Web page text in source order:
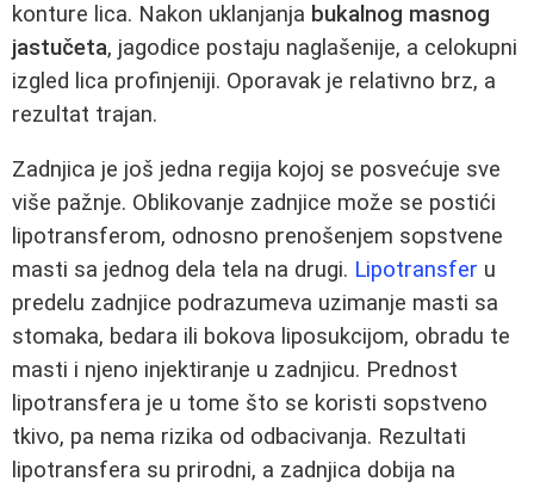
konture lica. Nakon uklanjanja bukalnog masnog
jastučeta, jagodice postaju naglašenije, a celokupni
izgled lica profinjeniji. Oporavak je relativno brz, a
rezultat trajan.
Zadnjica je još jedna regija kojoj se posvećuje sve
više pažnje. Oblikovanje zadnjice može se postići
lipotransferom, odnosno prenošenjem sopstvene
masti sa jednog dela tela na drugi. Lipotransfer u
predelu zadnjice podrazumeva uzimanje masti sa
stomaka, bedara ili bokova liposukcijom, obradu te
masti i njeno injektiranje u zadnjicu. Prednost
lipotransfera je u tome što se koristi sopstveno
tkivo, pa nema rizika od odbacivanja. Rezultati
lipotransfera su prirodni, a zadnjica dobija na